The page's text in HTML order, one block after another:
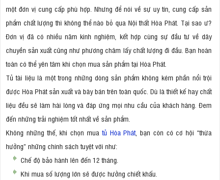
một đơn vị cung cấp phù hợp. Nhưng để nói về sự uy tín, cung cấp sản
phẩm chất lượng thì không thể nào bỏ qua Nội thất Hòa Phát. Tại sao ư?
Đơn vị đã có nhiều năm kinh nghiệm, kết hợp cùng sự đầu tư về dây
chuyền sản xuất cũng như phương châm lấy chất lượng đi đầu. Bạn hoàn
toàn có thể yên tâm khi chọn mua sản phẩm tại Hòa Phát.
Tủ tài liệu là một trong những dòng sản phẩm không kém phần nổi trội
được Hòa Phát sản xuất và bày bán trên toàn quốc. Dù là thiết kế hay chất
liệu đều sẽ làm hài lòng và đáp ứng mọi nhu cầu của khách hàng. Đem
đến những trải nghiệm tốt nhất về sản phẩm.
Không những thế, khi chọn muatủ Hòa Phát, bạn còn có cơ hội “thừa
hưởng” những chính sách tuyệt vời như:
Chế độ bảo hành lên đến 12 tháng.
Khi mua số lượng lớn sẽ được hưởng chiết khấu.